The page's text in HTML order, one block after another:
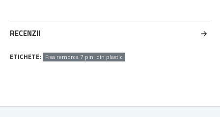
RECENZII
ETICHETE: Fisa remorca 7 pini din plastic